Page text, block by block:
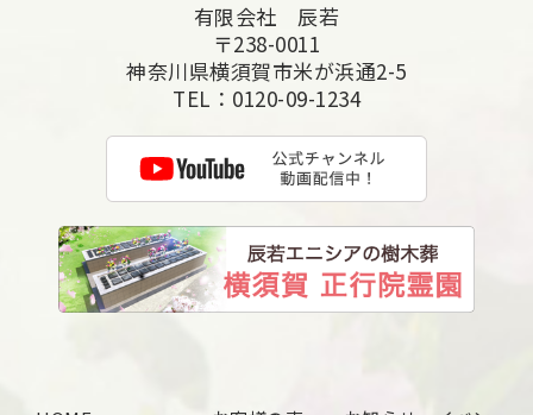
有限会社 辰若
〒238-0011
神奈川県横須賀市米が浜通2-5
TEL： 0120-09-1234